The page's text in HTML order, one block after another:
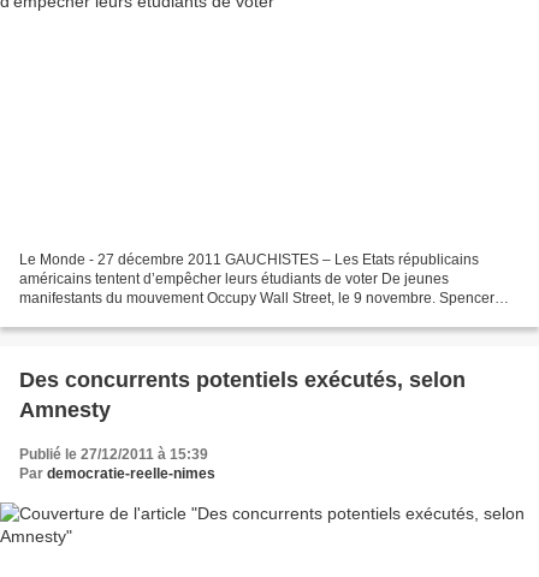
Le Monde - 27 décembre 2011 GAUCHISTES – Les Etats républicains
américains tentent d’empêcher leurs étudiants de voter De jeunes
manifestants du mouvement Occupy Wall Street, le 9 novembre. Spencer
Des concurrents potentiels exécutés, selon
Amnesty
Publié le 27/12/2011 à 15:39
Par democratie-reelle-nimes